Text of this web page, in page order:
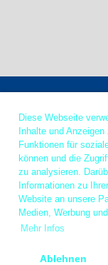
Diese Webseite
Inhalte und
Funktionen für
können und die
zu analysieren.
Informationen zu
Website an unsere
Medien, Werbung
Mehr Infos
Ablehnen